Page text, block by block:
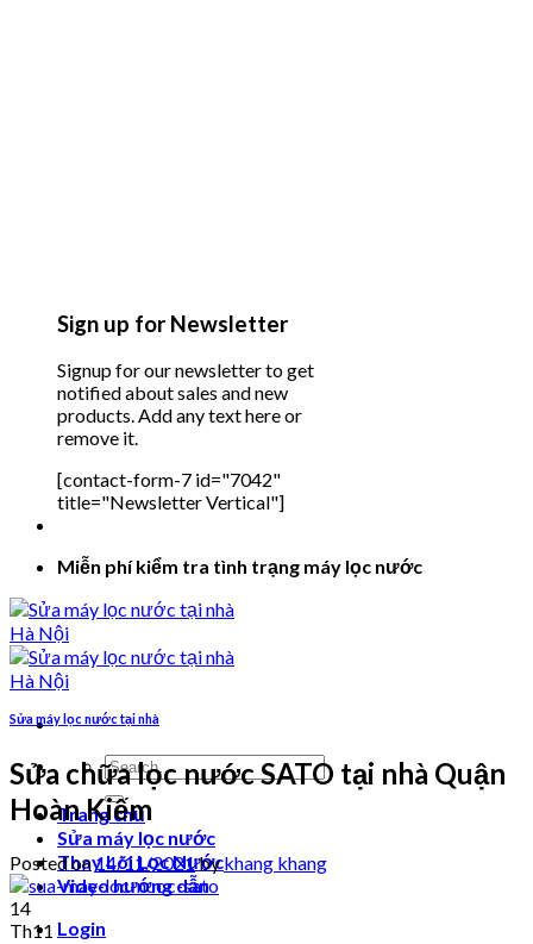
Sign up for Newsletter
Signup for our newsletter to get
notified about sales and new
products. Add any text here or
remove it.
[contact-form-7 id="7042"
title="Newsletter Vertical"]
Miễn phí kiểm tra tình trạng máy lọc nước
Search
for:
Trang chủ
Sửa máy lọc nước
Thay Lõi Lọc Nước
Video hướng dẫn
Login
Sửa máy lọc nước tại nhà
Sửa chữa lọc nước SATO tại nhà Quận
Hoàn Kiếm
Posted on14/11/2021bykhang khang
14
Th11